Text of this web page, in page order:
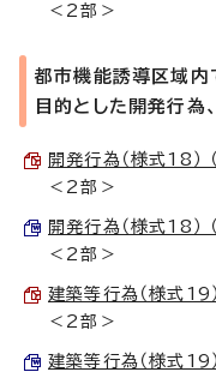
＜2部＞
都市機能誘導区域内
目的とした開発行為
開発行為（様式18
＜2部＞
開発行為（様式18
＜2部＞
建築等行為（様式
＜2部＞
建築等行為（様式